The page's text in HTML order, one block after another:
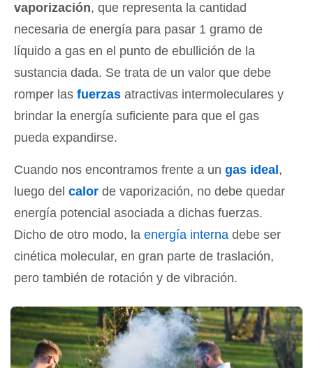
vaporización, que representa la cantidad
necesaria de energía para pasar 1 gramo de
líquido a gas en el punto de ebullición de la
sustancia dada. Se trata de un valor que debe
romper las fuerzas atractivas intermoleculares y
brindar la energía suficiente para que el gas
pueda expandirse.
Cuando nos encontramos frente a un gas ideal ,
luego del calor de vaporización, no debe quedar
energía potencial asociada a dichas fuerzas.
Dicho de otro modo, la energía interna debe ser
cinética molecular, en gran parte de traslación,
pero también de rotación y de vibración.